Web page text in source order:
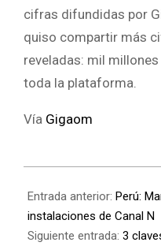
cifras difundidas por
quiso compartir más
reveladas: mil
toda la plataforma.
Vía Gigaom
Entrada anterior: Perú:
instalaciones de Canal N
Siguiente entrada: 3